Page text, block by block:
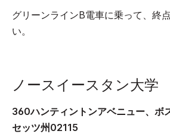
グリーンラインB電車に乗って、終
い。
ノースイースタン大学
360ハンティントンアベニュー、ボ
セッツ州02115